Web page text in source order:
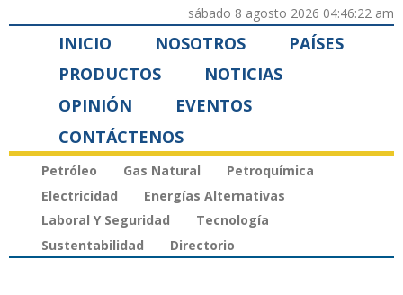
sábado 8 agosto 2026 04:46:22 am
INICIO NOSOTROS
PAÍSES
PRODUCTOS
NOTICIAS
OPINIÓN
EVENTOS
CONTÁCTENOS
Petróleo Gas Natural
Petroquímica
Electricidad
Energías Alternativas
Laboral Y Seguridad
Tecnología
Sustentabilidad
Directorio